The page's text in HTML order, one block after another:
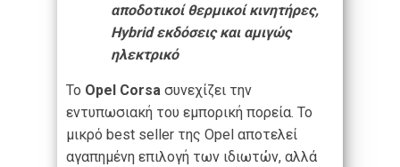
αποδοτικοί θερμικοί κινητήρες,
Hybrid εκδόσεις και αμιγώς
ηλεκτρικό
Το Opel Corsa συνεχίζει την
εντυπωσιακή του εμπορική πορεία. Το
μικρό best seller της Opel αποτελεί
αγαπημένη επιλογή των ιδιωτών, αλλά